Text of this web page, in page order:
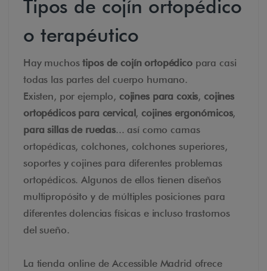
Tipos de cojín ortopédico
o terapéutico
Hay muchostipos de cojín ortopédicopara casi
todas las partes del cuerpo humano.
Existen, por ejemplo, cojines para coxis, cojines
ortopédicos para cervical , cojines ergonómicos,
para sillas de ruedas... así como camas
ortopédicas, colchones, colchones superiores,
soportes y cojines para diferentes problemas
ortopédicos. Algunos de ellos tienen diseños
multipropósito y de múltiples posiciones para
diferentes dolencias físicas e incluso trastornos
del sueño.
La tienda online de Accessible Madrid ofrece